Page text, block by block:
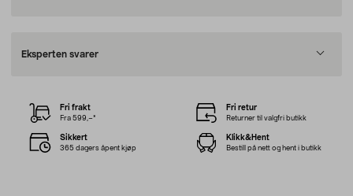
Eksperten svarer
Fri frakt
Fra 599,–*
Fri retur
Returner til valgfri butikk
Sikkert
365 dagers åpent kjøp
Klikk&Hent
Bestill på nett og hent i butikk